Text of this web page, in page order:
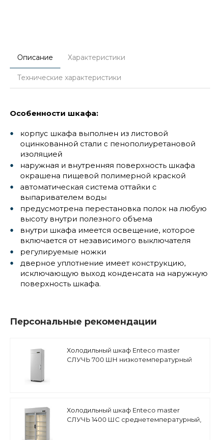
Описание Характеристики
Технические характеристики
Особенности шкафа:
корпус шкафа выполнен из листовой
оцинкованной стали с пенополиуретановой
изоляцией
наружная и внутренняя поверхность шкафа
окрашена пищевой полимерной краской
автоматическая система оттайки с
выпаривателем воды
предусмотрена перестановка полок на любую
высоту внутри полезного объема
внутри шкафа имеется освещение, которое
включается от независимого выключателя
регулируемые ножки
дверное уплотнение имеет конструкцию,
исключающую выход конденсата на наружную
поверхность шкафа.
Персональные рекомендации
Холодильный шкаф Enteco master
СЛУЧЬ 700 ШН низкотемпературный
Холодильный шкаф Enteco master
СЛУЧЬ 1400 ШС среднетемпературный,